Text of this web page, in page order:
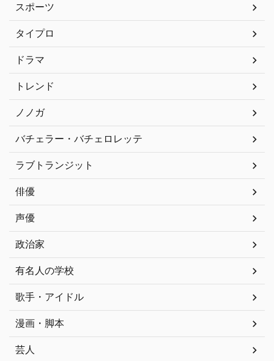
スポーツ
タイプロ
ドラマ
トレンド
ノノガ
バチェラー・バチェロレッテ
ラブトランジット
俳優
声優
政治家
有名人の学校
歌手・アイドル
漫画・脚本
芸人